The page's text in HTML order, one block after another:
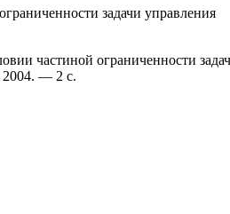
задачи управления
частиной ограниченности
2004. — 2 с.